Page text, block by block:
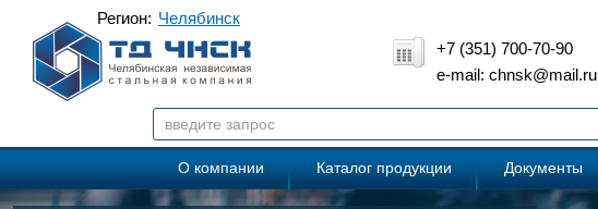
+7 (351) 700-70-90
e-mail: chnsk@mail.ru
Челябинск
Регион:
О компании Каталог продукции Документы